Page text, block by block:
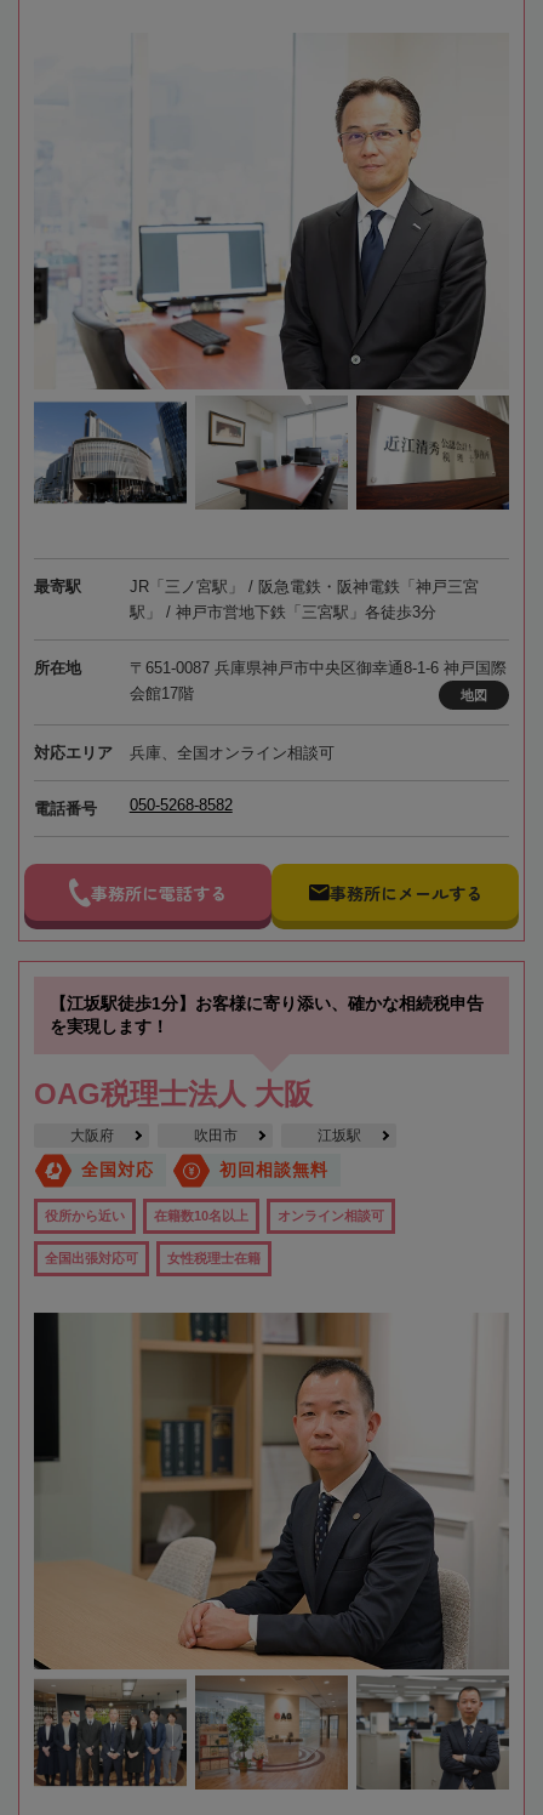
最寄駅
JR「三ノ宮駅」 / 阪急電鉄・阪神電鉄「神戸三宮
駅」 / 神戸市営地下鉄「三宮駅」各徒歩3分
所在地
〒651-0087 兵庫県神戸市中央区御幸通8-1-6 神戸国際
会館17階
地図
対応エリア 兵庫、全国オンライン相談可
電話番号 050-5268-8582
事務所に電話する 事務所にメールする
【江坂駅徒歩1分】お客様に寄り添い、確かな相続税申告
を実現します！
OAG税理士法人 大阪
大阪府 吹田市 江坂駅
全国対応 初回相談無料
役所から近い 在籍数10名以上 オンライン相談可
全国出張対応可 女性税理士在籍